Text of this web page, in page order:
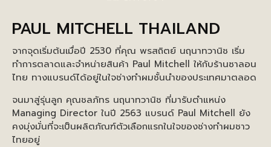
PAUL MITCHELL THAILAND
จากจุดเริ่มต้นเมื่อปี 2530 ที่คุณ พรสถิตย์ นฤนาทวานิช เริ่ม
ทำการตลาดและจำหน่ายสินค้า Paul Mitchell ให้กับร้านซาลอน
ไทย ทางแบรนด์ได้อยู่ในใจช่างทำผมชั้นนำของประเทศมาตลอด
จนมาสู่รุ่นลูก คุณชลภัทร นฤนาทวานิช ที่มารับตำแหน่ง
Managing Director ในปี 2563 แบรนด์ Paul Mitchell ยัง
คงมุ่งมั่นที่จะเป็นผลิตภัณฑ์ตัวเลือกแรกในใจของช่างทำผมชาว
ไทยอยู่